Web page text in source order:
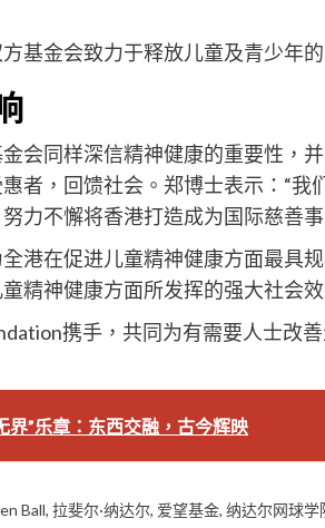
基金会致力于释放儿童及青少年
会同样深信精神健康的重要性，
者，回馈社会。郑博士表示：“我
力不懈将香港打造成为国际慈善
港在促进儿童精神健康方面最具
精神健康方面所发挥的强大社会效
携手，共同为有需要人士改
界”乐章：东西交融，古今辉映
Ball, 拉斐尔·纳达尔, 爱望基金, 纳达尔网球学